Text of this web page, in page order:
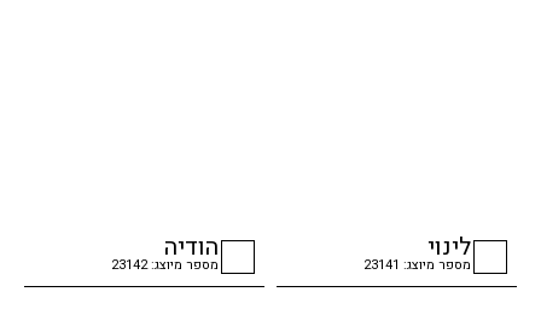
לינוי
מספר מיוצג: 23141
הודיה
מספר מיוצג: 23142